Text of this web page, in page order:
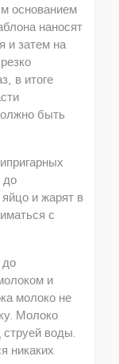
основанием
наносят
и затем на
в итоге
быть
до
и жарят в
с
до
и
молоко не
Молоко
воды.
никаких